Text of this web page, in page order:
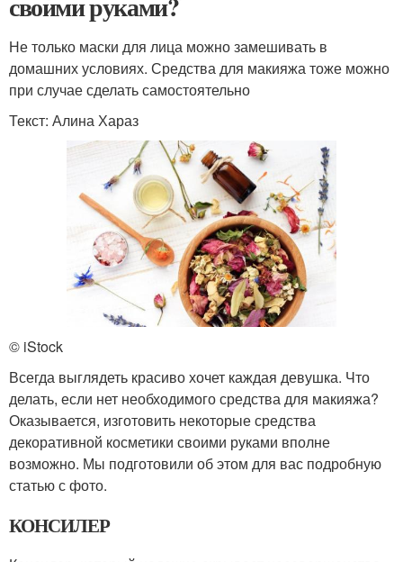
Не только маски для лица можно замешивать в
домашних условиях. Средства для макияжа тоже можно
при случае сделать самостоятельно
Текст: Алина Хараз
© iStock
Всегда выглядеть красиво хочет каждая девушка. Что
делать, если нет необходимого средства для макияжа?
Оказывается, изготовить некоторые средства
декоративной косметики своими руками вполне
возможно. Мы подготовили об этом для вас подробную
статью с фото.
КОНСИЛЕР